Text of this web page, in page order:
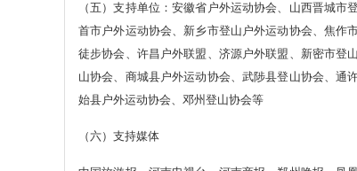
（五）支持单位：安徽省户外运动协会、山西晋城
首市户外运动协会、新乡市登山户外运动协会、焦作
徒步协会、许昌户外联盟、济源户外联盟、新密市登
山协会、商城县户外运动协会、武陟县登山协会、通
始县户外运动协会、邓州登山协会等
（六）支持媒体